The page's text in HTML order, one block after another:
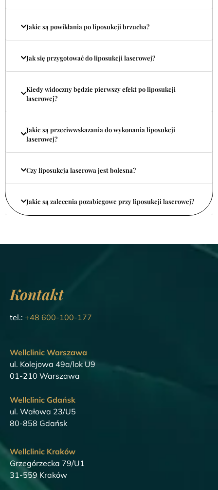
Jakie są powikłania po liposukcji brzucha?
Jak się przygotować do liposukcji laserowej?
Kiedy widoczny będzie pierwszy efekt po liposukcji
laserowej?
Jakie są przeciwwskazania do wykonania liposukcji
laserowej?
Czy liposukcja laserowa jest bolesna?
Jakie są zalecenia pozabiegowe przy liposukcji laserowej?
Kontakt
tel.: +48 600-100-177
Wellclinic Warszawa
ul. Kolejowa 49a/lok U9
01-210 Warszawa
Wellclinic Gdańsk
ul. Wałowa 23/U5
80-858 Gdańsk
Wellclinic Kraków
Grzegórzecka 79/U1
31-559 Kraków